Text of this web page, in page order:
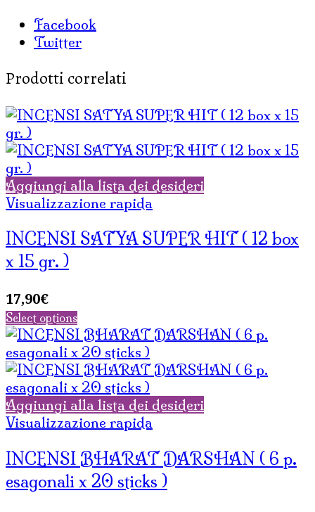
Facebook
Twitter
Prodotti correlati
Aggiungi alla lista dei desideri
Visualizzazione rapida
INCENSI SATYA SUPER HIT ( 12 box
x 15 gr. )
17,90€
Select options
Aggiungi alla lista dei desideri
Visualizzazione rapida
INCENSI BHARAT DARSHAN ( 6 p.
esagonali x 20 sticks )